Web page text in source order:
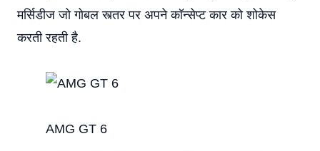
मर्सिडीज जो गोबल स्त्तर पर अपने कॉन्सेप्ट कार को शोकेस
करती रहती है.
AMG GT 6